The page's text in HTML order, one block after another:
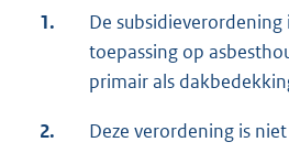
1.
De subsidieverordening
toepassing op
primair als
2.
Deze verordening is